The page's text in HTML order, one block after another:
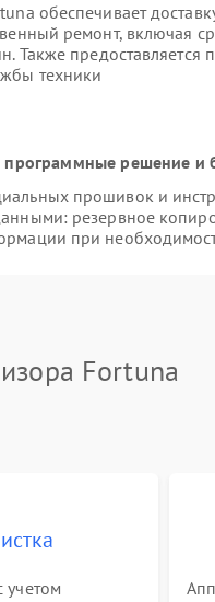
обеспечивает
ремонт, включая
Также
техники
решение и
прошивок и
резервное
при
Fortuna
учетом